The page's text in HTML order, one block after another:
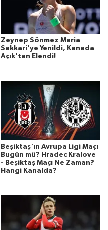
Zeynep Sönmez Maria
Sakkari'ye Yenildi, Kanada
Açık'tan Elendi!
Beşiktaş'ın Avrupa Ligi Maçı
Bugün mü? Hradec Kralove
- Beşiktaş Maçı Ne Zaman?
Hangi Kanalda?